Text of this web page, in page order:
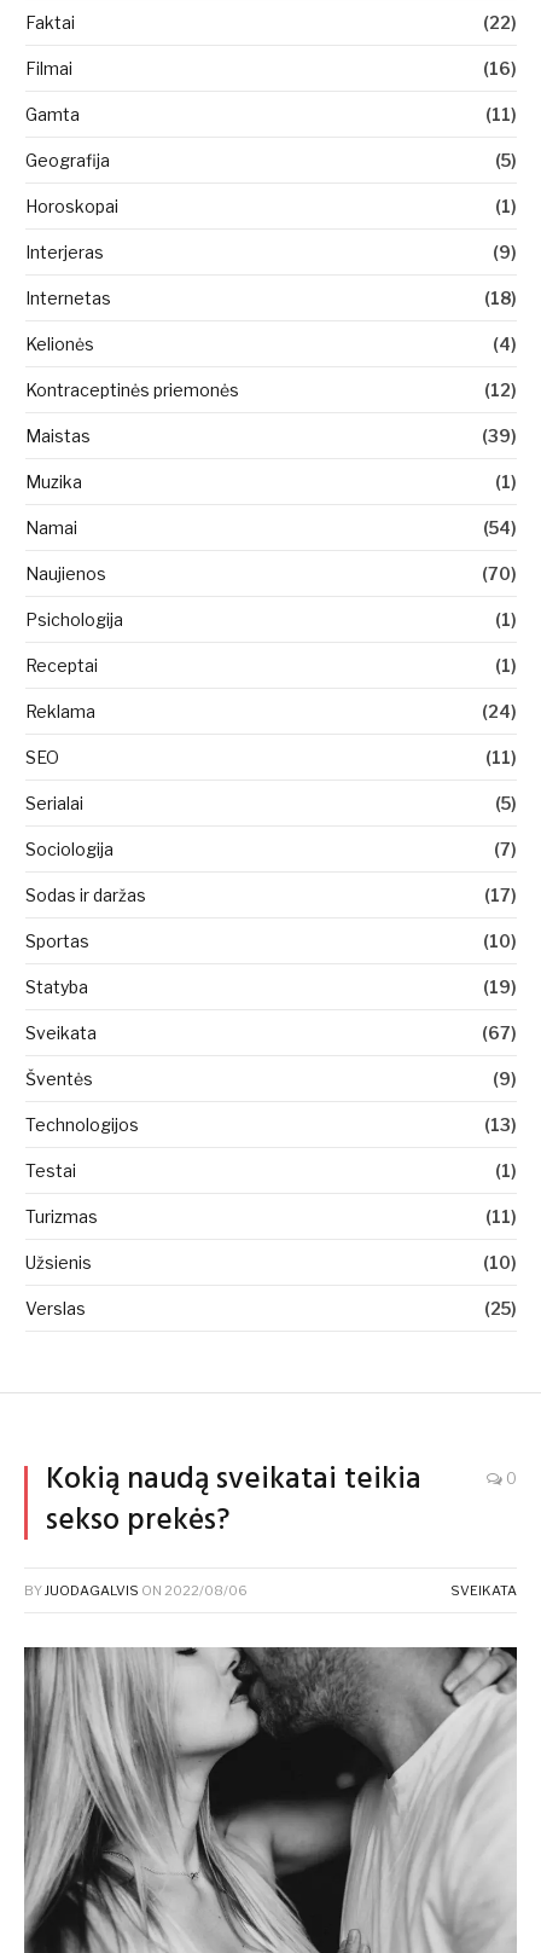
Faktai (22)
Filmai (16)
Gamta (11)
Geografija (5)
Horoskopai (1)
Interjeras (9)
Internetas (18)
Kelionės (4)
Kontraceptinės priemonės (12)
Maistas (39)
Muzika (1)
Namai (54)
Naujienos (70)
Psichologija (1)
Receptai (1)
Reklama (24)
SEO (11)
Serialai (5)
Sociologija (7)
Sodas ir daržas (17)
Sportas (10)
Statyba (19)
Sveikata (67)
Šventės (9)
Technologijos (13)
Testai (1)
Turizmas (11)
Užsienis (10)
Verslas (25)
Kokią naudą sveikatai teikia
sekso prekės?
0
BYJUODAGALVIS ON 2022/08/06 SVEIKATA